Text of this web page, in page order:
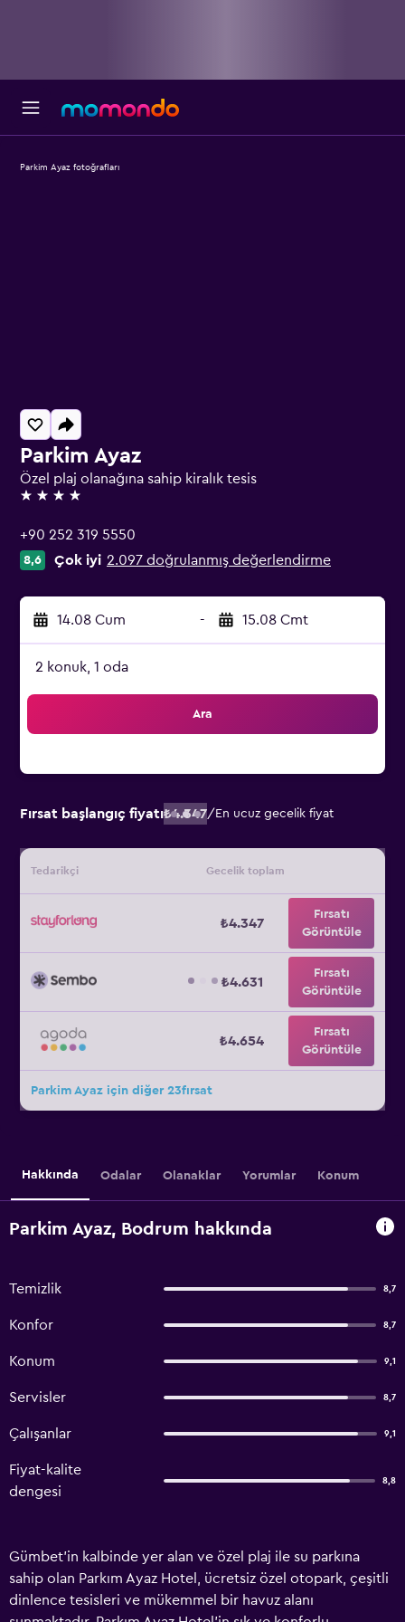
Parkim Ayaz
Özel plaj olanağına sahip kiralık tesis
4 yıldız
+90 252 319 5550
8,6 Çok iyi 2.097 doğrulanmış değerlendirme
14.08 Cum - 15.08 Cmt
2 konuk, 1 oda
Ara
Fırsat başlangıç fiyatı₺4.347/ En ucuz gecelik fiyat
Tedarikçi Gecelik toplam
₺4.347
Fırsatı
Görüntüle
₺4.631
Fırsatı
Görüntüle
₺4.654
Fırsatı
Görüntüle
Parkim Ayaz için diğer 23fırsat
Parkim Ayaz fotoğrafları
Hakkında Odalar Olanaklar Yorumlar Konum
Parkim Ayaz, Bodrum hakkında
Temizlik 8,7
Konfor 8,7
Konum 9,1
Servisler 8,7
Çalışanlar 9,1
Fiyat-kalite
dengesi
8,8
Gümbet'in kalbinde yer alan ve özel plaj ile su parkına
sahip olan Parkım Ayaz Hotel, ücretsiz özel otopark, çeşitli
dinlence tesisleri ve mükemmel bir havuz alanı